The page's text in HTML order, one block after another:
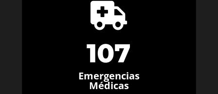

107
Emergencias
Médicas